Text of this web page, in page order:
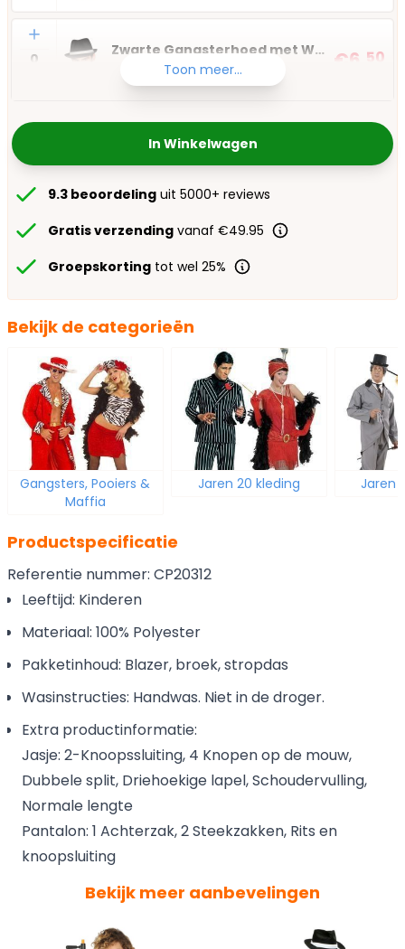
Aantal
Zwarte Gangsterhoed met Witte Band
Op voorraad €6, 50
Toon meer...
In Winkelwagen
9.3 beoordeling uit 5000+ reviews
Gratis verzending vanaf €49.95
Groepskorting tot wel 25%
Bekijk de categorieën
Gangsters, Pooiers &
Maffia
Jaren 20 kleding Jaren
Productspecificatie
Referentie nummer: CP20312
Leeftijd: Kinderen
Materiaal: 100% Polyester
Pakketinhoud: Blazer, broek, stropdas
Wasinstructies: Handwas. Niet in de droger.
Extra productinformatie:
Jasje: 2-Knoopssluiting, 4 Knopen op de mouw,
Dubbele split, Driehoekige lapel, Schoudervulling,
Normale lengte
Pantalon: 1 Achterzak, 2 Steekzakken, Rits en
knoopsluiting
Bekijk meer aanbevelingen